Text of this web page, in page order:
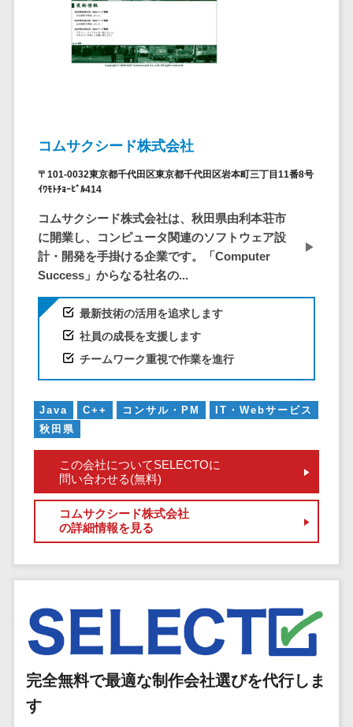
データセンター>
IoT空調制御>
IoTプラットフォーム>
IT資産管理ツール>
SaaS管理ツール>
モバイルデバイス管理>
サーバー・ネットワーク監視>
設備監視システム>
システム連携ツール（iPaaS）>
クラウド接続サービス>
キッティングサービス>
情シスアウトソーシング>
標的型攻撃メール対策>
セキュリティ・脆弱性診断>
ペネトレーションテスト>
管理システム
システム
ーンツール
テム
広告効果測定
ツール
リード獲得ツ
ール
ス
EFOツール
ス
Webアンケー
トシステム
Web接客ツー
ル
ル
LINEマーケテ
SEOツール
コムサクシード株式会社
〒101-0032東京都千代田区東京都千代田区岩本町三丁目11番8号
ｲﾜﾓﾄﾁｮｰﾋﾞﾙ414
コムサクシード株式会社は、秋田県由利本荘市
に開業し、コンピュータ関連のソフトウェア設
計・開発を手掛ける企業です。「Computer
Success」からなる社名の...
最新技術の活用を追求します
社員の成長を支援します
チームワーク重視で作業を進行
Java C++ コンサル・PM
IT・Webサービス
秋田県
この会社についてSELECTOに
問い合わせる(無料)
コムサクシード株式会社
の詳細情報を見る
完全無料で最適な制作会社選びを代行しま
す